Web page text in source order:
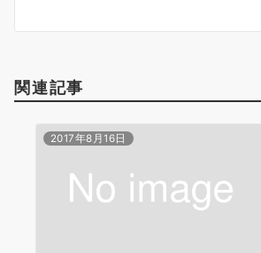
ン
関連記事
2017年8月16日